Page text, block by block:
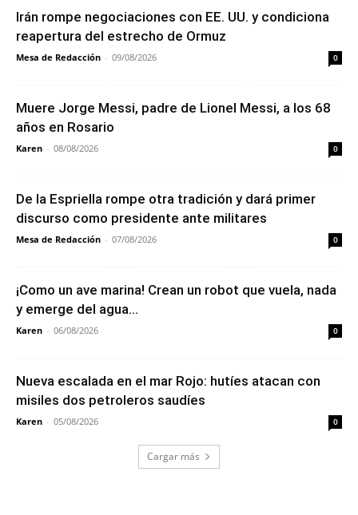
Irán rompe negociaciones con EE. UU. y condiciona
reapertura del estrecho de Ormuz
Mesa de Redacción - 09/08/2026 0
Muere Jorge Messi, padre de Lionel Messi, a los 68
años en Rosario
Karen - 08/08/2026 0
De la Espriella rompe otra tradición y dará primer
discurso como presidente ante militares
Mesa de Redacción - 07/08/2026 0
¡Como un ave marina! Crean un robot que vuela, nada
y emerge del agua...
Karen - 06/08/2026 0
Nueva escalada en el mar Rojo: hutíes atacan con
misiles dos petroleros saudíes
Karen - 05/08/2026 0
Cargar más